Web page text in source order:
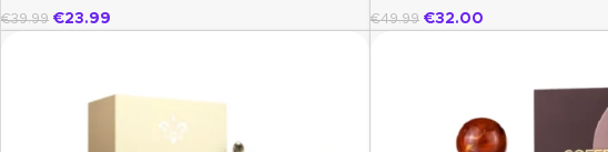
€39.99 €23.99 €49.99 €32.00